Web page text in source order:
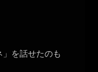
を話せたのも